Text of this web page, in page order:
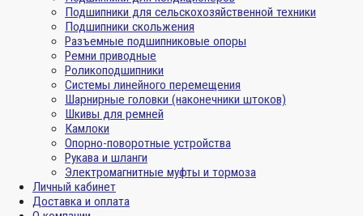
Подшипники для сельскохозяйственной техники
Подшипники скольжения
Разъемные подшипниковые опоры
Ремни приводные
Роликоподшипники
Системы линейного перемещения
Шарнирные головки (наконечники штоков)
Шкивы для ремней
Камлоки
Опорно-поворотные устройства
Рукава и шланги
Электромагнитные муфты и тормоза
Личный кабинет
Доставка и оплата